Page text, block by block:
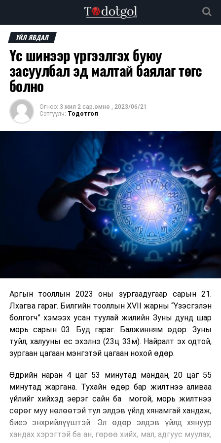
ҮЙЛ ЯВДАЛ
Үс шинээр үргээлгэх буюу
засуулбал эд малтай баялаг төгс
болно
Огноо: 3 жил 2 сар.өмнө , 2023/06/21
Сэтгүүлч: Тодотгол
Аргын тооллын 2023 оны зургаадугаар сарын 21.
Лхагва гараг. Билгийн тооллын XVII жарны “Үзэсгэлэн
болгогч” хэмээх усан туулай жилийн Зуны дунд шар
морь сарын 03. Буд гараг. Балжинням өдөр. Зуны
туйл, халууны ес эхэлнэ (23ц 33м). Найралт эх одтой,
зургаан цагаан мэнгэтэй цагаан нохой өдөр.
Өдрийн наран 4 цаг 53 минутад мандан, 20 цаг 55
минутад жаргана. Тухайн өдөр бар жилтнээ аливаа
үйлийг хийхэд эерэг сайн ба могой, морь жилтнээ
сөрөг муу нөлөөтэй тул элдэв үйлд хянамгай хандаж,
биеэ энхрийлүүштэй. Эл өдөр элдэв үйлд хянуур
хандах хэрэгтэй ба ан, гөрөө хийх, мал, адгуус муулах,